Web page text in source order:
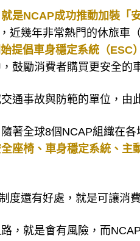
是NCAP成功推動加裝「
近幾年非常熱門的休旅車
提倡車身穩定系統（ESC
鼓勵消費者購買更安全的
通事故與防範的單位，由
著全球8個NCAP組織在各
座椅、車身穩定系統、主
度還有好處，就是可讓消
，就是會有風險，而